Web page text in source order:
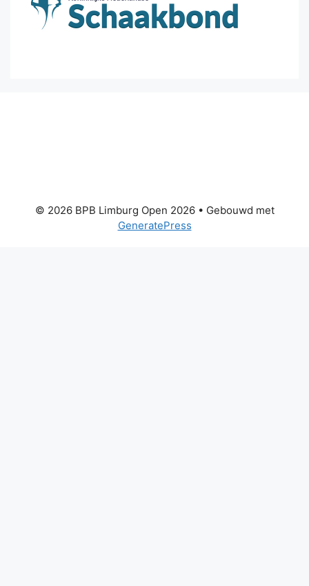
© 2026 BPB Limburg Open 2026• Gebouwd met
GeneratePress